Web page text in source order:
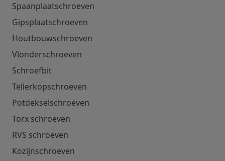
Spaanplaatschroeven
Gipsplaatschroeven
Houtbouwschroeven
Vlonderschroeven
Schroefbit
Tellerkopschroeven
Potdekselschroeven
Torx schroeven
RVS schroeven
Kozijnschroeven